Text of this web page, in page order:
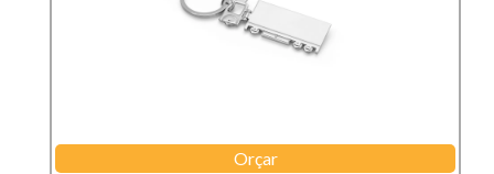
Orçar